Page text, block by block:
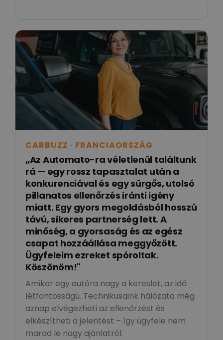
CARBUZZ · FRANCIAORSZÁG
„Az Automato-ra véletlenül találtunk
rá — egy rossz tapasztalat után a
konkurenciával és egy sürgős, utolsó
pillanatos ellenőrzés iránti igény
miatt. Egy gyors megoldásból hosszú
távú, sikeres partnerség lett. A
minőség, a gyorsaság és az egész
csapat hozzáállása meggyőzött.
Ügyfeleim ezreket spóroltak.
Köszönöm!"
Amikor egy autóra nagy a kereslet, az idő
létfontosságú. Technikusaink hálózata még
aznap elvégezheti az ellenőrzést és
elkészítheti a jelentést – így ügyfele nem
marad le nagy ajánlatról.